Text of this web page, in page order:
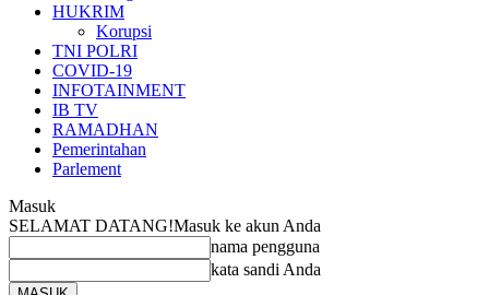
HUKRIM
Korupsi
TNI POLRI
COVID-19
INFOTAINMENT
IB TV
RAMADHAN
Pemerintahan
Parlement
Masuk
SELAMAT DATANG!Masuk ke akun Anda
nama pengguna
kata sandi Anda